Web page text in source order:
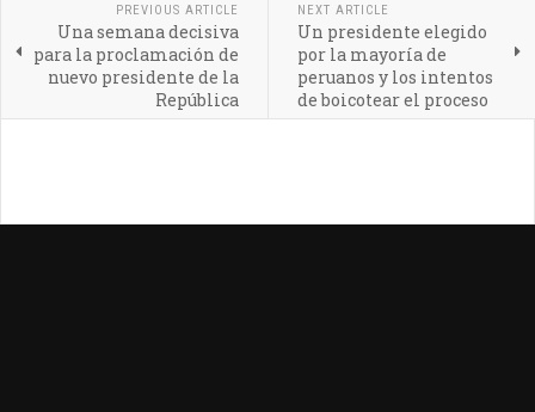
PREVIOUS ARTICLE
Una semana decisiva
para la proclamación de
nuevo presidente de la
República
NEXT ARTICLE
Un presidente elegido
por la mayoría de
peruanos y los intentos
de boicotear el proceso